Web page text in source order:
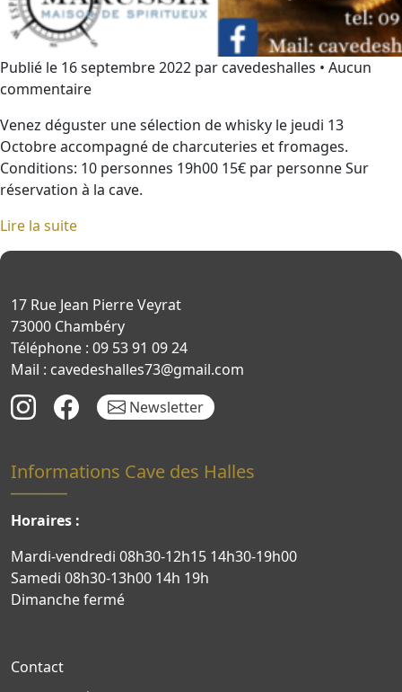
Publié le 16 septembre 2022 par cavedeshalles • Aucun
commentaire
Venez déguster une sélection de whisky le jeudi 13
Octobre accompagné de charcuteries et fromages.
Conditions: 10 personnes 19h00 15€ par personne Sur
réservation à la cave.
Lire la suite
17 Rue Jean Pierre Veyrat
73000 Chambéry
Téléphone : 09 53 91 09 24
Mail : cavedeshalles73@gmail.com
Newsletter
Informations Cave des Halles
Horaires :
Mardi-vendredi 08h30-12h15 14h30-19h00
Samedi 08h30-13h00 14h 19h
Dimanche fermé
Contact